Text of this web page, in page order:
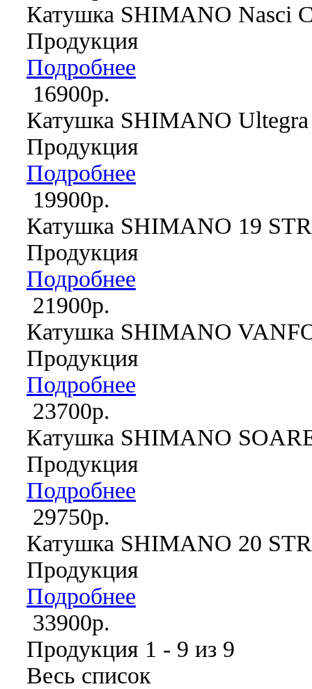
Катушка SHIMANO Nasci
Продукция
Подробнее
16900р.
Катушка SHIMANO Ultegra
Продукция
Подробнее
19900р.
Катушка SHIMANO 19
Продукция
Подробнее
21900р.
Катушка SHIMANO
Продукция
Подробнее
23700р.
Катушка SHIMANO
Продукция
Подробнее
29750р.
Катушка SHIMANO 20
Продукция
Подробнее
33900р.
Продукция 1 - 9 из 9
Весь список